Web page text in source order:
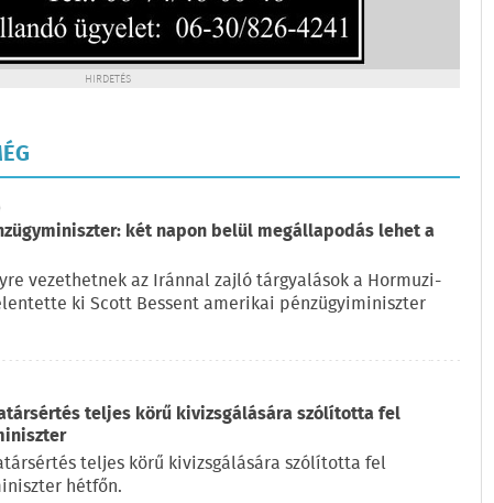
HIRDETÉS
két napon belül megállapodás lehet a
vezethetnek az Iránnal zajló tárgyalások a Hormuzi-
ki Scott Bessent amerikai pénzügyiminiszter
teljes körű kivizsgálására szólította fel
teljes körű kivizsgálására szólította fel
hétfőn.